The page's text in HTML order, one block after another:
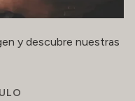
y descubre nuestras